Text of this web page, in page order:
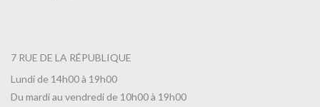
7 RUE DE LA RÉPUBLIQUE
Lundi de 14h00 à 19h00
Du mardi au vendredi de 10h00 à 19h00